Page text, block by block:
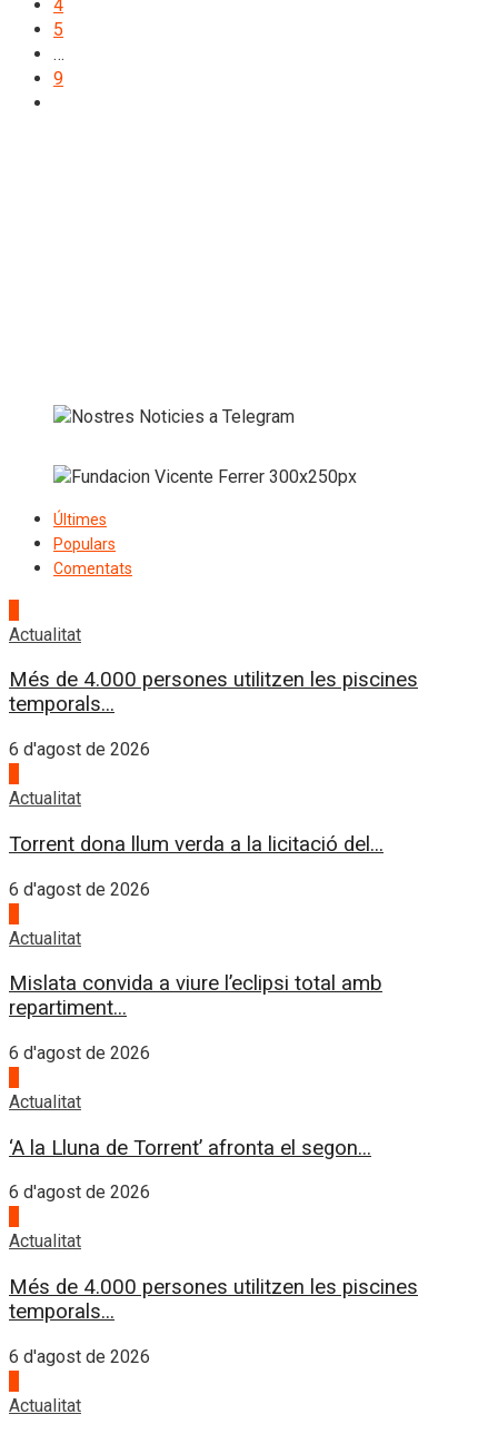
4
5
…
9
Últimes
Populars
Comentats
Actualitat
Més de 4.000 persones utilitzen les piscines
temporals...
6 d'agost de 2026
Actualitat
Torrent dona llum verda a la licitació del...
6 d'agost de 2026
Actualitat
Mislata convida a viure l’eclipsi total amb
repartiment...
6 d'agost de 2026
Actualitat
‘A la Lluna de Torrent’ afronta el segon...
6 d'agost de 2026
Actualitat
Més de 4.000 persones utilitzen les piscines
temporals...
6 d'agost de 2026
Actualitat